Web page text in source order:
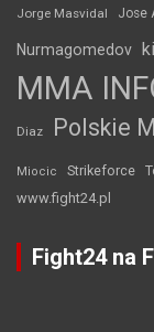
Jorge Masvidal Jose
Nurmagomedov
MMA
Diaz Polskie
Miocic Strikeforce
www.fight24.pl
Fight24 na